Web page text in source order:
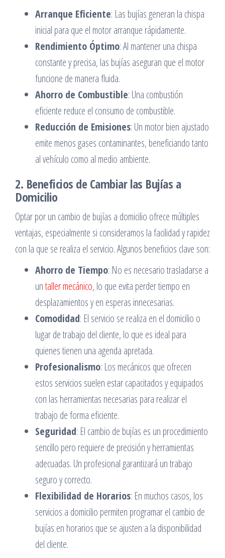
Arranque Eficiente: Las bujías generan la chispa
inicial para que el motor arranque rápidamente.
Rendimiento Óptimo: Al mantener una chispa
constante y precisa, las bujías aseguran que el motor
funcione de manera fluida.
Ahorro de Combustible: Una combustión
eficiente reduce el consumo de combustible.
Reducción de Emisiones: Un motor bien ajustado
emite menos gases contaminantes, beneficiando tanto
al vehículo como al medio ambiente.
2. Beneficios de Cambiar las Bujías a
Domicilio
Optar por un cambio de bujías a domicilio ofrece múltiples
ventajas, especialmente si consideramos la facilidad y rapidez
con la que se realiza el servicio. Algunos beneficios clave son:
Ahorro de Tiempo: No es necesario trasladarse a
untaller mecánico, lo que evita perder tiempo en
desplazamientos y en esperas innecesarias.
Comodidad: El servicio se realiza en el domicilio o
lugar de trabajo del cliente, lo que es ideal para
quienes tienen una agenda apretada.
Profesionalismo: Los mecánicos que ofrecen
estos servicios suelen estar capacitados y equipados
con las herramientas necesarias para realizar el
trabajo de forma eficiente.
Seguridad: El cambio de bujías es un procedimiento
sencillo pero requiere de precisión y herramientas
adecuadas. Un profesional garantizará un trabajo
seguro y correcto.
Flexibilidad de Horarios: En muchos casos, los
servicios a domicilio permiten programar el cambio de
bujías en horarios que se ajusten a la disponibilidad
del cliente.